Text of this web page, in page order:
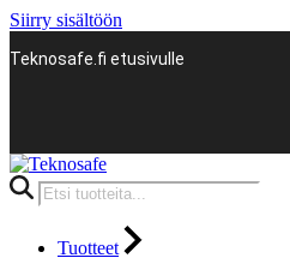
Siirry sisältöön
Teknosafe.fi etusivulle
Products
search
Tuotteet